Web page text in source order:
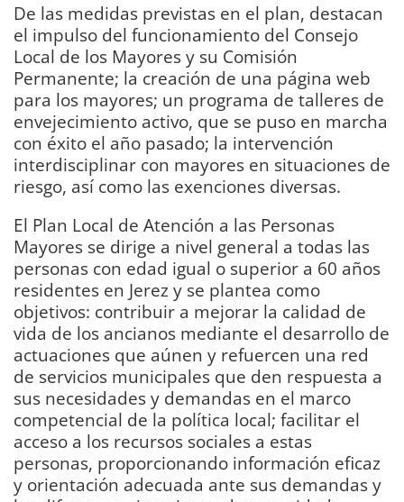
De las medidas previstas en el plan, destacan
el impulso del funcionamiento del Consejo
Local de los Mayores y su Comisión
Permanente; la creación de una página web
para los mayores; un programa de talleres de
envejecimiento activo, que se puso en marcha
con éxito el año pasado; la intervención
interdisciplinar con mayores en situaciones de
riesgo, así como las exenciones diversas.
El Plan Local de Atención a las Personas
Mayores se dirige a nivel general a todas las
personas con edad igual o superior a 60 años
residentes en Jerez y se plantea como
objetivos: contribuir a mejorar la calidad de
vida de los ancianos mediante el desarrollo de
actuaciones que aúnen y refuercen una red
de servicios municipales que den respuesta a
sus necesidades y demandas en el marco
competencial de la política local; facilitar el
acceso a los recursos sociales a estas
personas, proporcionando información eficaz
y orientación adecuada ante sus demandas y